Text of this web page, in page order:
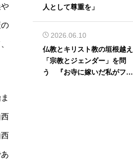
人として尊重を」
2026.06.10
仏教とキリスト教の垣根越え
「宗教とジェンダー」を問
う 『お寺に嫁いだ私がフェ